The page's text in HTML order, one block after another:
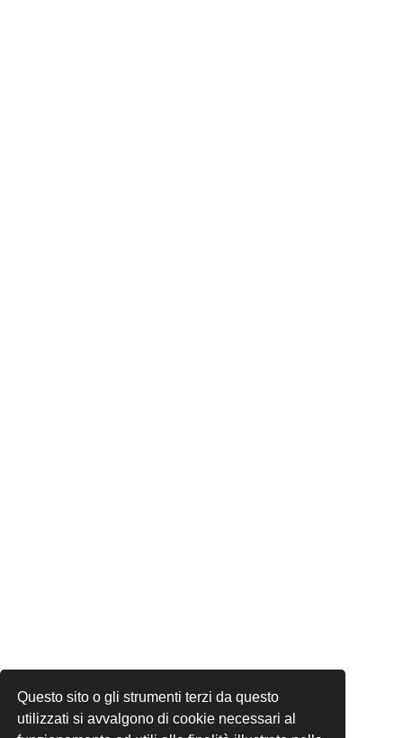
Questo sito o gli strumenti terzi da questo
utilizzati si avvalgono di cookie necessari al